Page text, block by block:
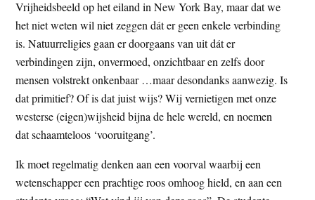
Vrijheidsbeeld op het eiland in New York Bay, maar dat we
het niet weten wil niet zeggen dát er geen enkele verbinding
is. Natuurreligies gaan er doorgaans van uit dát er
verbindingen zijn, onvermoed, onzichtbaar en zelfs door
mensen volstrekt onkenbaar …maar desondanks aanwezig. Is
dat primitief? Of is dat juist wijs? Wij vernietigen met onze
westerse (eigen)wijsheid bijna de hele wereld, en noemen
dat schaamteloos ‘vooruitgang’.
Ik moet regelmatig denken aan een voorval waarbij een
wetenschapper een prachtige roos omhoog hield, en aan een